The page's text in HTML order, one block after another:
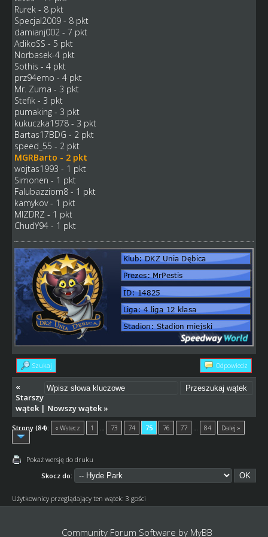
Rurek - 8 pkt
Specjal2009 - 8 pkt
damianj002 - 7 pkt
AdikoSS - 5 pkt
Norbasek-4 pkt
Sothis - 4 pkt
prz94emo - 4 pkt
Mr. Zuma - 3 pkt
Stefik - 3 pkt
pumaking - 3 pkt
kukuczka1978 - 3 pkt
Bartas17BDG - 2 pkt
speed_55 - 2 pkt
MGRBarto - 2 pkt
wojtas1993 - 1 pkt
Simonen - 1 pkt
Falubazziom8 - 1 pkt
kamykov - 1 pkt
MIZDRZ - 1 pkt
ChudY94 - 1 pkt
Szukaj Odpowiedz
«
Starszy
wątek| Nowszy wątek»
Strony (84): « Wstecz 1 73 74 75 76 77 84 Dalej »
Pokaż wersję do druku
Skocz do:
Użytkownicy przeglądający ten wątek: 3 gości
Community Forum Software by MyBB